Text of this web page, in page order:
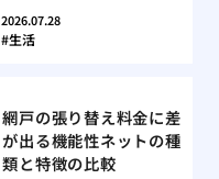
2026.07.28
生活
網戸の張り替え料金に差
が出る機能性ネットの種
類と特徴の比較